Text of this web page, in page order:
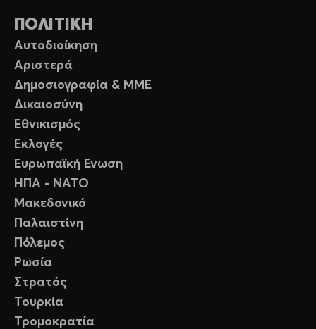
ΠΟΛΙΤΙΚΗ
Αυτοδιοίκηση
Αριστερά
Δημοσιογραφία & ΜΜΕ
Δικαιοσύνη
Εθνικισμός
Εκλογές
Ευρωπαϊκή Ενωση
ΗΠΑ - ΝΑΤΟ
Μακεδονικό
Παλαιστίνη
Πόλεμος
Ρωσία
Στρατός
Τουρκία
Τρομοκρατία